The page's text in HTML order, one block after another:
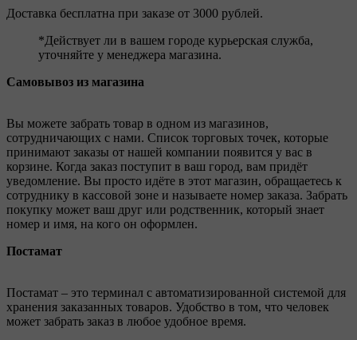
Доставка бесплатна при заказе от 3000 рублей.
*Действует ли в вашем городе курьерская служба,
уточняйте у менеджера магазина.
Самовывоз из магазина
Вы можете забрать товар в одном из магазинов,
сотрудничающих с нами. Список торговых точек, которые
принимают заказы от нашей компании появится у вас в
корзине. Когда заказ поступит в ваш город, вам придёт
уведомление. Вы просто идёте в этот магазин, обращаетесь к
сотруднику в кассовой зоне и называете номер заказа. Забрать
покупку может ваш друг или родственник, который знает
номер и имя, на кого он оформлен.
Постамат
Постамат – это терминал с автоматизированной системой для
хранения заказанных товаров. Удобство в том, что человек
может забрать заказ в любое удобное время.